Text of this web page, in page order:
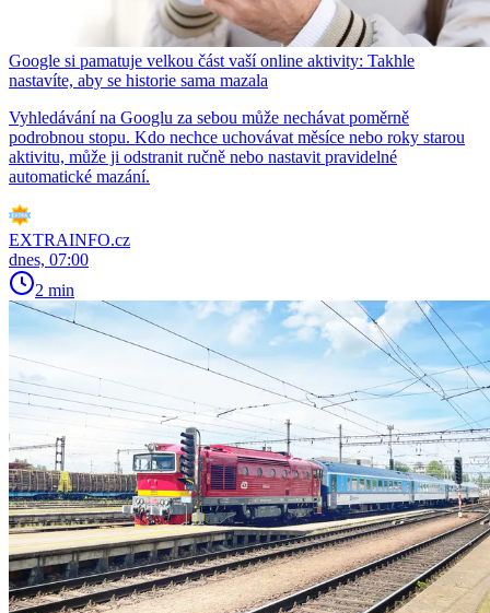
Google si pamatuje velkou část vaší online aktivity: Takhle
nastavíte, aby se historie sama mazala
Vyhledávání na Googlu za sebou může nechávat poměrně
podrobnou stopu. Kdo nechce uchovávat měsíce nebo roky starou
aktivitu, může ji odstranit ručně nebo nastavit pravidelné
automatické mazání.
EXTRAINFO.cz
dnes, 07:00
2 min